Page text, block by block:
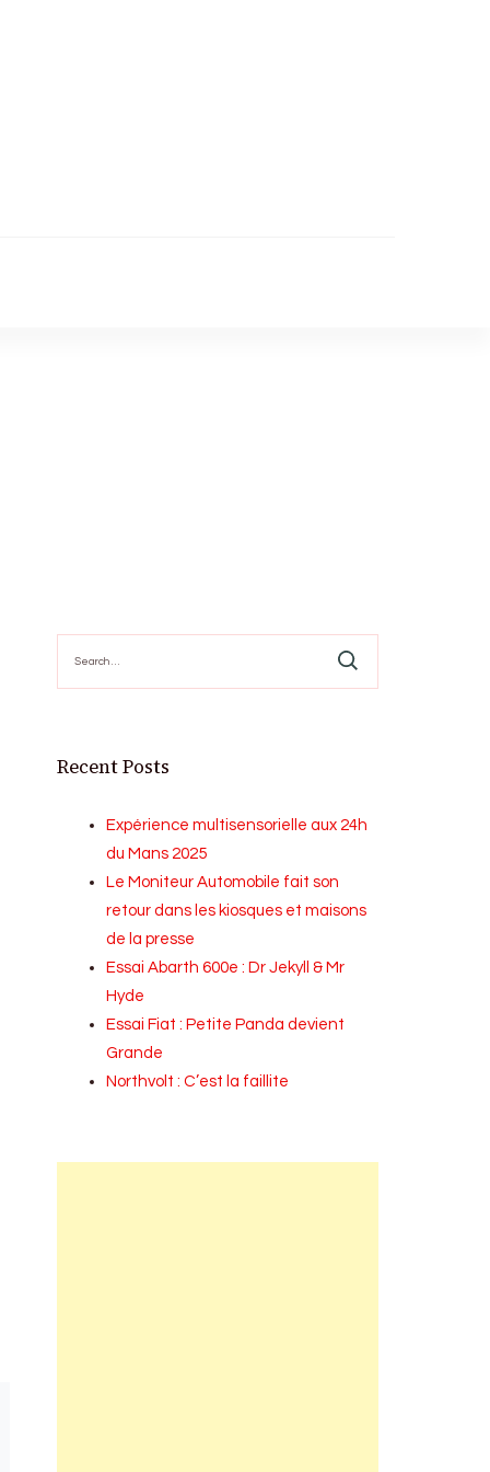
for:
Recent Posts
Expérience multisensorielle aux 24h
du Mans 2025
Le Moniteur Automobile fait son
retour dans les kiosques et maisons
de la presse
Essai Abarth 600e : Dr Jekyll & Mr
Hyde
Essai Fiat : Petite Panda devient
Grande
Northvolt : C’est la faillite